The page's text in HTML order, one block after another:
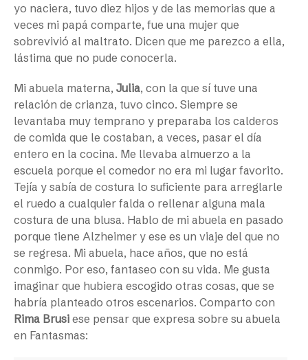
yo naciera, tuvo diez hijos y de las memorias que a
veces mi papá comparte, fue una mujer que
sobrevivió al maltrato. Dicen que me parezco a ella,
lástima que no pude conocerla.
Mi abuela materna, Julia, con la que sí tuve una
relación de crianza, tuvo cinco. Siempre se
levantaba muy temprano y preparaba los calderos
de comida que le costaban, a veces, pasar el día
entero en la cocina. Me llevaba almuerzo a la
escuela porque el comedor no era mi lugar favorito.
Tejía y sabía de costura lo suficiente para arreglarle
el ruedo a cualquier falda o rellenar alguna mala
costura de una blusa. Hablo de mi abuela en pasado
porque tiene Alzheimer y ese es un viaje del que no
se regresa. Mi abuela, hace años, que no está
conmigo. Por eso, fantaseo con su vida. Me gusta
imaginar que hubiera escogido otras cosas, que se
habría planteado otros escenarios. Comparto con
Rima Brusi ese pensar que expresa sobre su abuela
en Fantasmas: